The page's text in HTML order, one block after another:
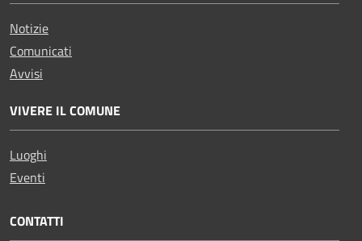
Notizie
Comunicati
Avvisi
VIVERE IL COMUNE
Luoghi
Eventi
CONTATTI